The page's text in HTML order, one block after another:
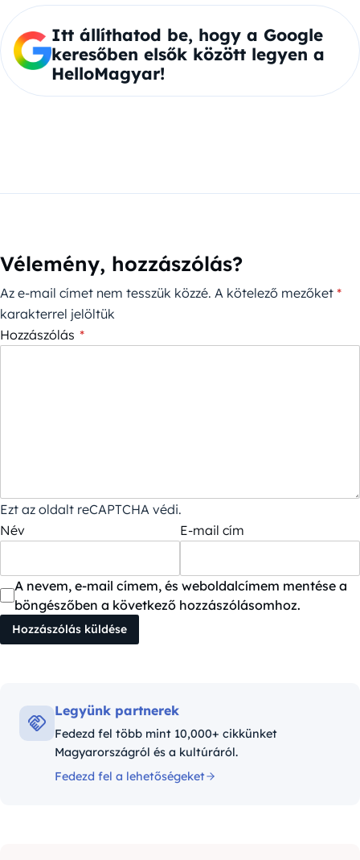
Itt állíthatod be, hogy a Google
keresőben elsők között legyen a
HelloMagyar!
Vélemény, hozzászólás?
Az e-mail címet nem tesszük közzé. A kötelező mezőket *
karakterrel jelöltük
Hozzászólás *
Ezt az oldalt reCAPTCHA védi.
Név
E-mail cím
A nevem, e-mail címem, és weboldalcímem mentése a
böngészőben a következő hozzászólásomhoz.
Legyünk partnerek
Fedezd fel több mint 10,000+ cikkünket
Magyarországról és a kultúráról.
Fedezd fel a lehetőségeket